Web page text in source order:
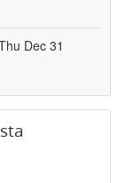
Dec 31